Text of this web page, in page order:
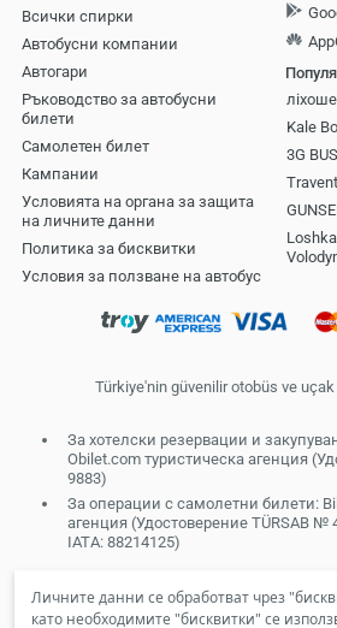
Личните данни се обработват чрез
като необходимите "бисквитки" се
Всички спирки
Автобусни компании
Aвтогари
Ръководство за автобусни
билети
Самолетен билет
Кампании
Условията на органа за защита
на личните данни
Политика за бисквитки
Условия за ползване на автобус
Kale
3G BUS
Türkiye'nin güvenilir otobüs ve
За хотелски резервации и
Obilet.com туристическа агенция
9883)
За операции с самолетни билети:
агенция (Удостоверение TÜRSAB
IATA: 88214125)